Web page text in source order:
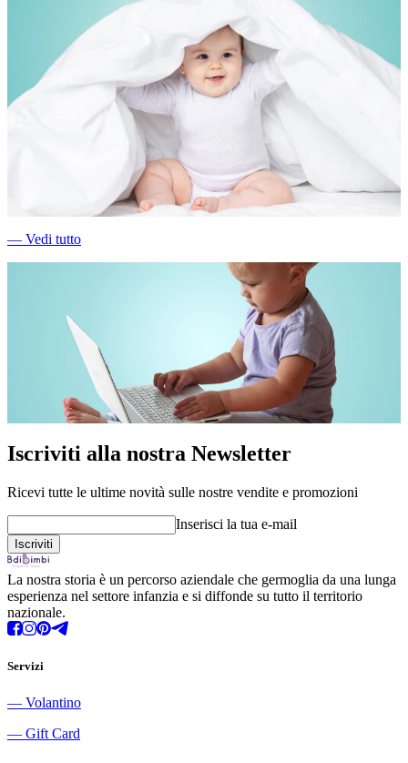
― Vedi tutto
Iscriviti alla nostra Newsletter
Ricevi tutte le ultime novità sulle nostre vendite e promozioni
Inserisci la tua e-mail
La nostra storia è un percorso aziendale che germoglia da una lunga
esperienza nel settore infanzia e si diffonde su tutto il territorio
nazionale.
Servizi
― Volantino
― Gift Card